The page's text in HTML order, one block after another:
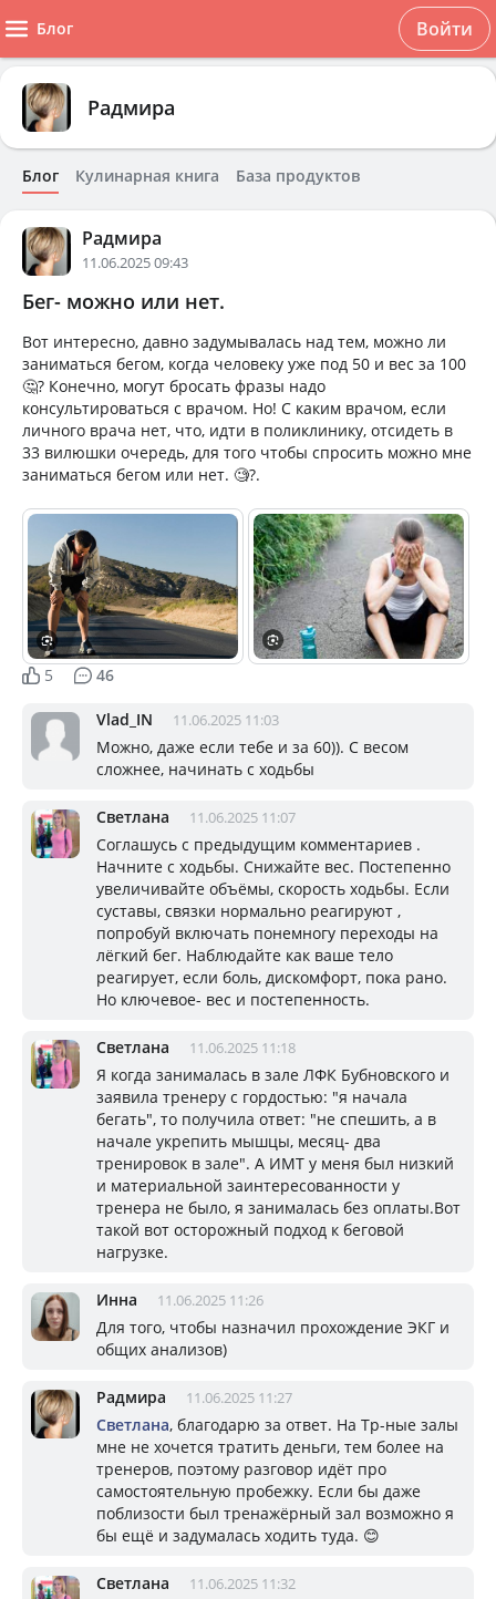
Блог Войти
Радмира
Блог Кулинарная книга База продуктов
Радмира
11.06.2025 09:43
Бег- можно или нет.
Вот интересно, давно задумывалась над тем, можно ли
заниматься бегом, когда человеку уже под 50 и вес за 100
🤔? Конечно, могут бросать фразы надо
консультироваться с врачом. Но! С каким врачом, если
личного врача нет, что, идти в поликлинику, отсидеть в
33 вилюшки очередь, для того чтобы спросить можно мне
заниматься бегом или нет. 🧐?.
5 46
Vlad_IN 11.06.2025 11:03
Можно, даже если тебе и за 60)). С весом
сложнее, начинать с ходьбы
Светлана 11.06.2025 11:07
Соглашусь с предыдущим комментариев .
Начните с ходьбы. Снижайте вес. Постепенно
увеличивайте объёмы, скорость ходьбы. Если
суставы, связки нормально реагируют ,
попробуй включать понемногу переходы на
лёгкий бег. Наблюдайте как ваше тело
реагирует, если боль, дискомфорт, пока рано.
Но ключевое- вес и постепенность.
Светлана 11.06.2025 11:18
Я когда занималась в зале ЛФК Бубновского и
заявила тренеру с гордостью: "я начала
бегать", то получила ответ: "не спешить, а в
начале укрепить мышцы, месяц- два
тренировок в зале". А ИМТ у меня был низкий
и материальной заинтересованности у
тренера не было, я занималась без оплаты.Вот
такой вот осторожный подход к беговой
нагрузке.
Инна 11.06.2025 11:26
Для того, чтобы назначил прохождение ЭКГ и
общих анализов)
Радмира 11.06.2025 11:27
Светлана, благодарю за ответ. На Тр-ные залы
мне не хочется тратить деньги, тем более на
тренеров, поэтому разговор идёт про
самостоятельную пробежку. Если бы даже
поблизости был тренажёрный зал возможно я
бы ещё и задумалась ходить туда. 😊
Светлана 11.06.2025 11:32